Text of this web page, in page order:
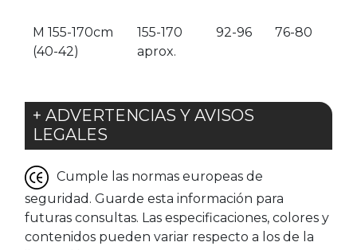
M 155-170cm
(40-42)
155-170
aprox.
92-96 76-80
+ ADVERTENCIAS Y AVISOS
LEGALES
Cumple las normas europeas de
seguridad. Guarde esta información para
futuras consultas. Las especificaciones, colores y
contenidos pueden variar respecto a los de la